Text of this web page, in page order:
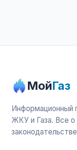
МойГаз
Информационный
ЖКУ и Газа. Все о